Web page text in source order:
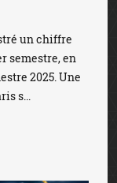
un chiffre
semestre, en
2025. Une
s...